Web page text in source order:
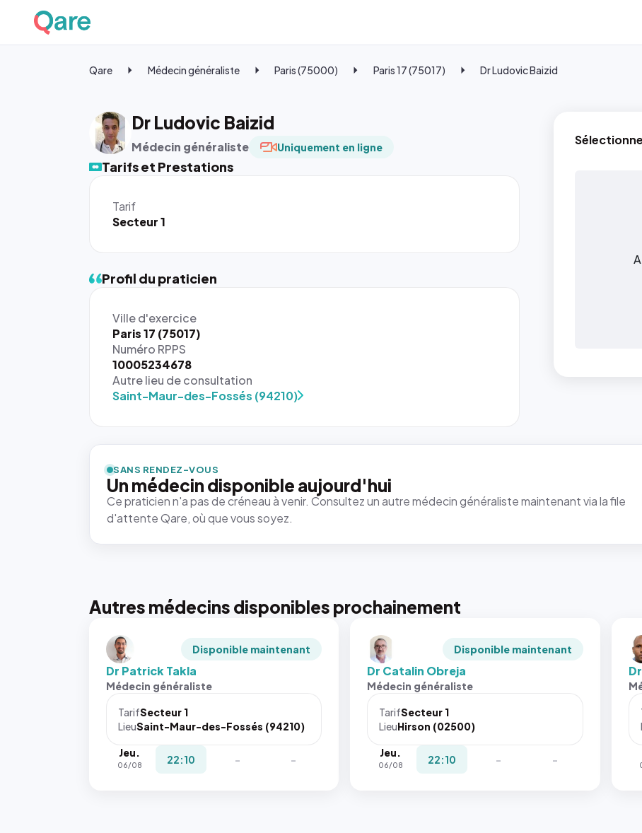
Qare Médecin généraliste Paris (75000) Paris 17 (75017) Dr Ludovic Baizid
Dr Ludovic Baizid
Médecin généraliste Uniquement en ligne
Tarifs et Prestations
Tarif
Secteur 1
Profil du praticien
Ville d'exercice
Paris 17 (75017)
Numéro RPPS
10005234678
Autre lieu de consultation
Saint-Maur-des-Fossés (94210)
SANS RENDEZ-VOUS
Un médecin disponible aujourd'hui
Ce praticien n'a pas de créneau à venir. Consultez un autre médecin généraliste maintenant via la file
d'attente Qare, où que vous soyez.
Autres médecins disponibles prochainement
Disponible maintenant
Dr Patrick Takla
Médecin généraliste
TarifSecteur 1
LieuSaint-Maur-des-Fossés (94210)
Jeu.
06/08 22:10 - -
Disponible maintenant
Dr Catalin Obreja
Médecin généraliste
TarifSecteur 1
LieuHirson (02500)
Jeu.
06/08 22:10 - -